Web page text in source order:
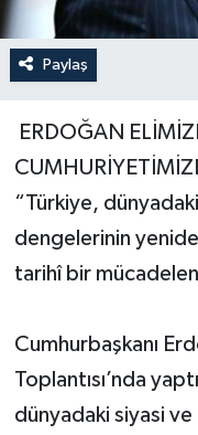
Paylaş
ERDOĞAN
“Türkiye,
dengelerinin
tarihî bir
Cumhurbaşkanı
Toplantısı’nda
dünyadaki siyasi